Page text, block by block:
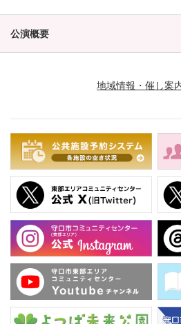
公演概要
地域情報・催し案